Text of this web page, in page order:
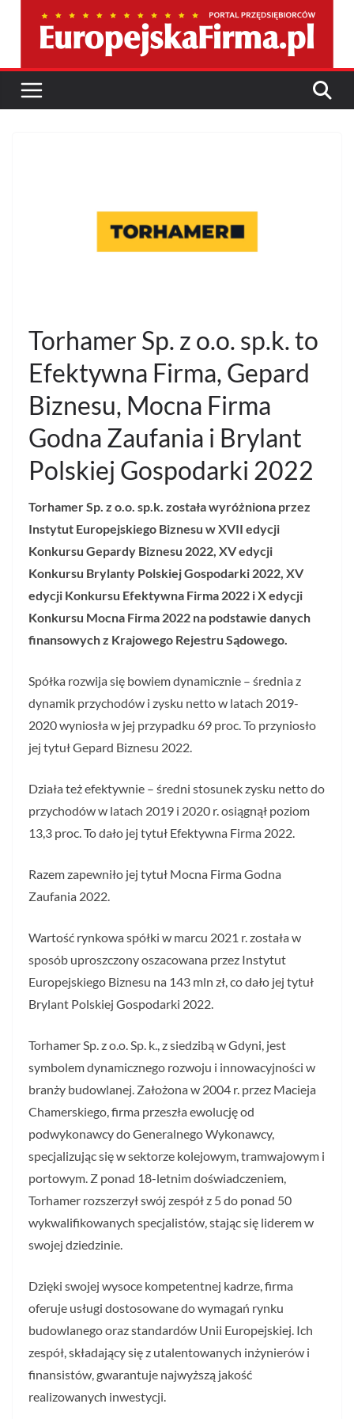
Torhamer Sp. z o.o. sp.k. to
Efektywna Firma, Gepard
Biznesu, Mocna Firma
Godna Zaufania i Brylant
Polskiej Gospodarki 2022
Torhamer Sp. z o.o. sp.k. została wyróżniona przez
Instytut Europejskiego Biznesu w XVII edycji
Konkursu Gepardy Biznesu 2022, XV edycji
Konkursu Brylanty Polskiej Gospodarki 2022, XV
edycji Konkursu Efektywna Firma 2022 i X edycji
Konkursu Mocna Firma 2022 na podstawie danych
finansowych z Krajowego Rejestru Sądowego.
Spółka rozwija się bowiem dynamicznie – średnia z
dynamik przychodów i zysku netto w latach 2019-
2020 wyniosła w jej przypadku 69 proc. To przyniosło
jej tytuł Gepard Biznesu 2022.
Działa też efektywnie – średni stosunek zysku netto do
przychodów w latach 2019 i 2020 r. osiągnął poziom
13,3 proc. To dało jej tytuł Efektywna Firma 2022.
Razem zapewniło jej tytuł Mocna Firma Godna
Zaufania 2022.
Wartość rynkowa spółki w marcu 2021 r. została w
sposób uproszczony oszacowana przez Instytut
Europejskiego Biznesu na 143 mln zł, co dało jej tytuł
Brylant Polskiej Gospodarki 2022.
Torhamer Sp. z o.o. Sp. k., z siedzibą w Gdyni, jest
symbolem dynamicznego rozwoju i innowacyjności w
branży budowlanej. Założona w 2004 r. przez Macieja
Chamerskiego, firma przeszła ewolucję od
podwykonawcy do Generalnego Wykonawcy,
specjalizując się w sektorze kolejowym, tramwajowym i
portowym. Z ponad 18-letnim doświadczeniem,
Torhamer rozszerzył swój zespół z 5 do ponad 50
wykwalifikowanych specjalistów, stając się liderem w
swojej dziedzinie.
Dzięki swojej wysoce kompetentnej kadrze, firma
oferuje usługi dostosowane do wymagań rynku
budowlanego oraz standardów Unii Europejskiej. Ich
zespół, składający się z utalentowanych inżynierów i
finansistów, gwarantuje najwyższą jakość
realizowanych inwestycji.